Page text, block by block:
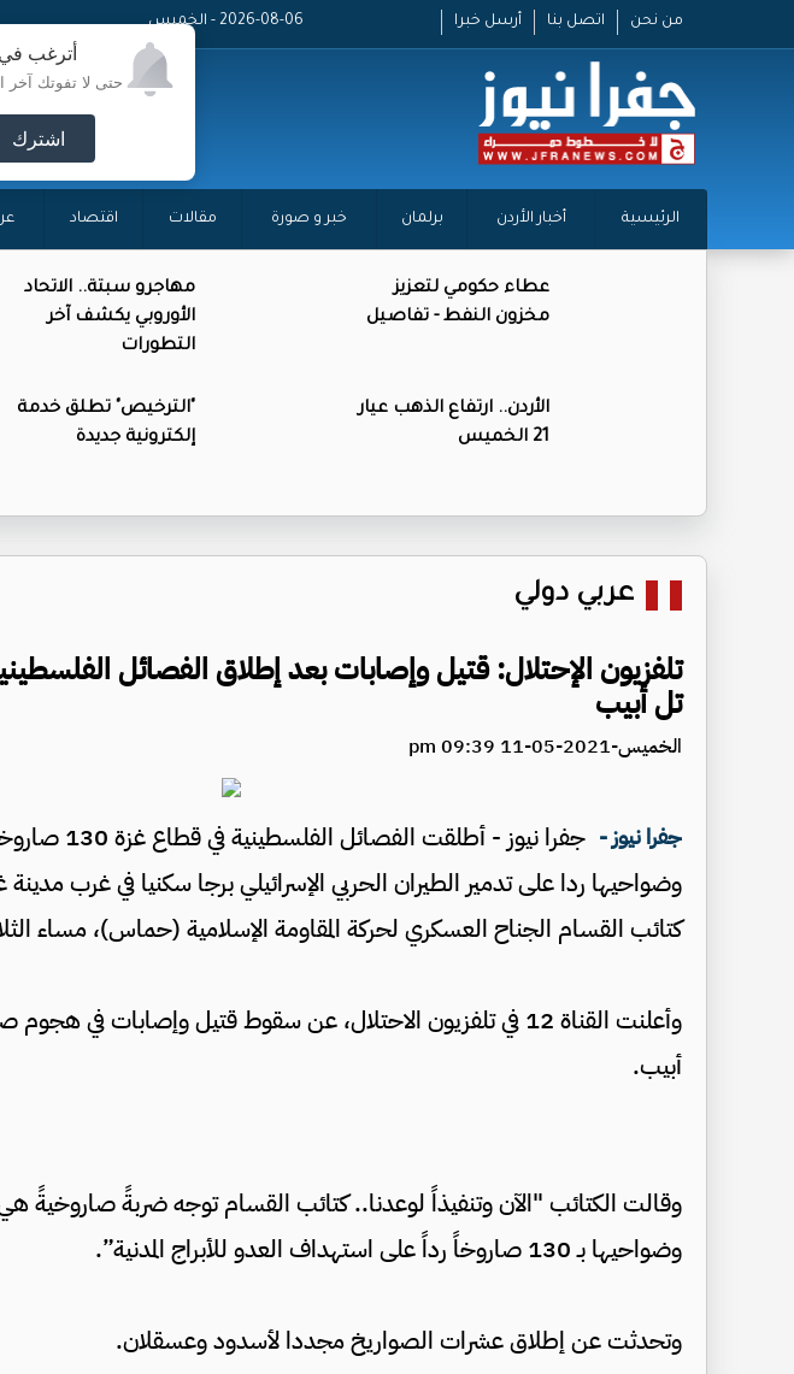
أترغب
حتى لا تفوتك آخر
اشترك
من نحن اتصل بنا أرسل خبرا 2026-08-06 - الخميس
الرئيسية أخبار الأردن برلمان خبر و صورة مقالات اقتصاد
عطاء حكومي لتعزيز
مخزون النفط - تفاصيل
مهاجرو سبتة.. الاتحاد
الأوروبي يكشف آخر
التطورات
الأردن.. ارتفاع الذهب عيار
21 الخميس
"الترخيص" تطلق خدمة
إلكترونية جديدة
عربي دولي
تل أبيب
الخميس-2021-05-11 09:39 pm
جفرا نيوز -
جفرا نيوز - أطلقت
وضواحيها ردا على تدمير الطيران الحربي الإسرائيلي برجا سكنيا في غرب
كتائب القسام الجناح العسكري لحركة المقاومة الإسلامية (حماس)، مساء
وأعلنت القناة 12 في تلفزيون الاحتلال، عن سقوط قتيل وإصابات
أبيب.
وقالت الكتائب "الآن وتنفيذاً لوعدنا.. كتائب القسام توجه ضربةً صاروخيةً هي
وضواحيها بـ 130 صاروخاً رداً على استهداف العدو للأبراج المدنية”.
وتحدثت عن إطلاق عشرات الصواريخ مجددا لأسدود وعسقلان.